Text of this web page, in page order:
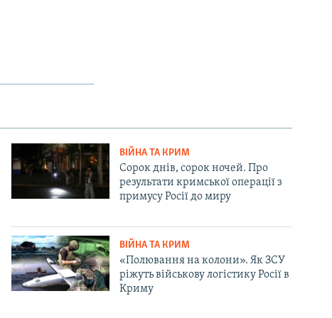
ВІЙНА ТА КРИМ
Сорок днів, сорок ночей. Про
результати кримської операції з
примусу Росії до миру
ВІЙНА ТА КРИМ
«Полювання на колони». Як ЗСУ
ріжуть військову логістику Росії в
Криму